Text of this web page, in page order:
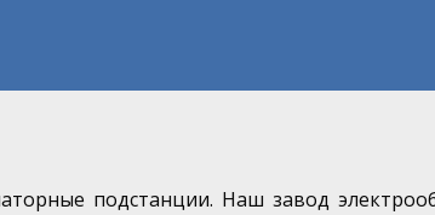
подстанции. Наш завод